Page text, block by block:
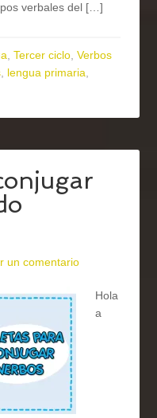
verbales del […]
,Tercer ciclo,Verbos
, lengua primaria,
un comentario
Hola
a